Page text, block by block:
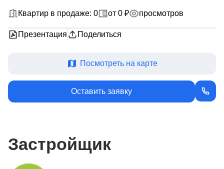
Квартир в продаже: 0 от 0 ₽ просмотров
Презентация Поделиться
Посмотреть на карте
Оставить заявку
Застройщик